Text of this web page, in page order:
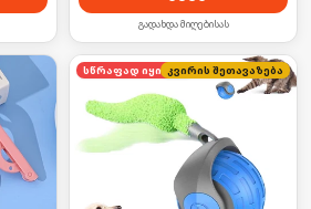
გადახდა მიღებისას
სწრაფად იყიდება
კვირის შეთავაზება